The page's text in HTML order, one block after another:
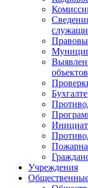
Учреждения